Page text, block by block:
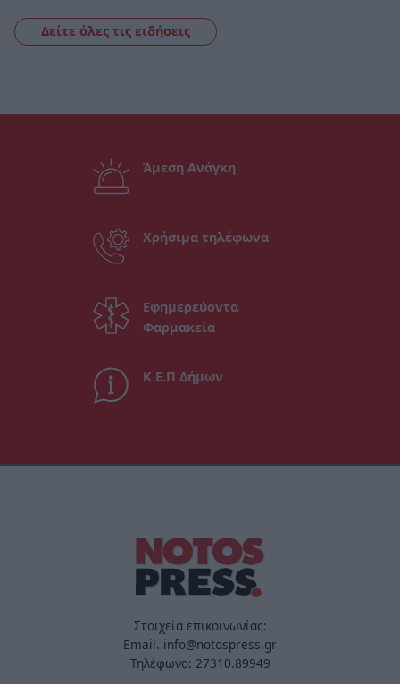
Δείτε όλες τις ειδήσεις
Άμεση Ανάγκη
Χρήσιμα τηλέφωνα
Εφημερεύοντα
Φαρμακεία
Κ.Ε.Π Δήμων
Στοιχεία επικοινωνίας:
Email. info@notospress.gr
Τηλέφωνο: 27310.89949